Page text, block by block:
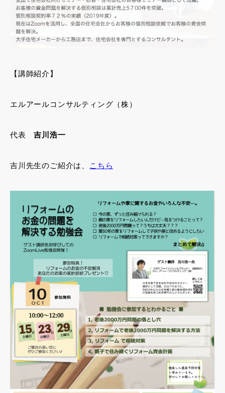
【講師紹介】
エルアールコンサルティング（株）
代表吉川浩一
吉川先生のご紹介は、 こちら